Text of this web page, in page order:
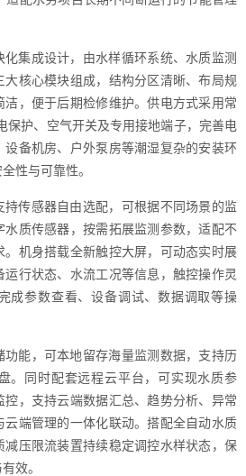
集成设计，由水样循环系统、水质监测
核心模块组成，结构分区清晰、布局规
，便于后期检修维护。供电方式采用常
保护、空气开关及专用接地端子，完善电
备机房、户外泵房等潮湿复杂的安装环
性与可靠性。
持传感器自由选配，可根据不同场景的监
水质传感器，按需拓展监测参数，适配不
。机身搭载全新触控大屏，可动态实时展
行状态、水流工况等信息，触控操作灵
成参数查看、设备调试、数据调取等操
功能，可本地留存海量监测数据，支持历
。同时配套远程云平台，可实现水质参
，支持云端数据汇总、趋势分析、异常
端管理的一体化联动。搭配全自动水质
压限流装置持续稳定调控水样状态，保
效。